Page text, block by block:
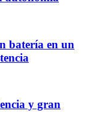
batería en un
y gran